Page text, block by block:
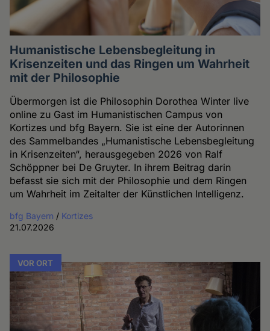
Humanistische Lebensbegleitung in
Krisenzeiten und das Ringen um Wahrheit
mit der Philosophie
Übermorgen ist die Philosophin Dorothea Winter live
online zu Gast im Humanistischen Campus von
Kortizes und bfg Bayern. Sie ist eine der Autorinnen
des Sammelbandes „Humanistische Lebensbegleitung
in Krisenzeiten“, herausgegeben 2026 von Ralf
Schöppner bei De Gruyter. In ihrem Beitrag darin
befasst sie sich mit der Philosophie und dem Ringen
um Wahrheit im Zeitalter der Künstlichen Intelligenz.
bfg Bayern / Kortizes
21.07.2026
VOR ORT